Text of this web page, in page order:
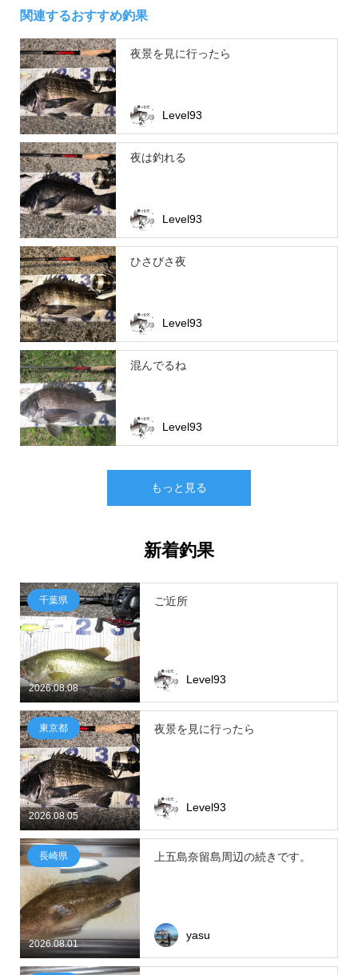
関連するおすすめ釣果
夜景を見に行ったら
Level93
夜は釣れる
Level93
ひさびさ夜
Level93
混んでるね
Level93
もっと見る
新着釣果
2026.08.08
千葉県 ご近所
Level93
2026.08.05
東京都 夜景を見に行ったら
Level93
2026.08.01
長崎県 上五島奈留島周辺の続きです。
yasu